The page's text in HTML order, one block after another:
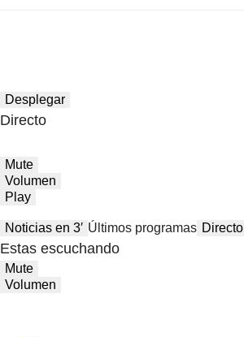
Desplegar
Directo
Mute
Volumen
Play
Noticias en 3′ Últimos programas Directo
Estas escuchando
Mute
Volumen